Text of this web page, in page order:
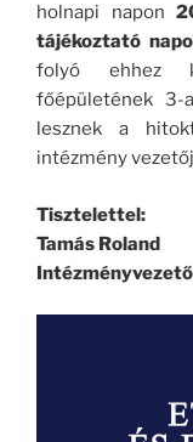
holnapi napon
tájékoztató
folyó ehhez
főépületének 3-
lesznek a
intézmény
Tisztelettel:
Tamás Roland
Intézményvezető